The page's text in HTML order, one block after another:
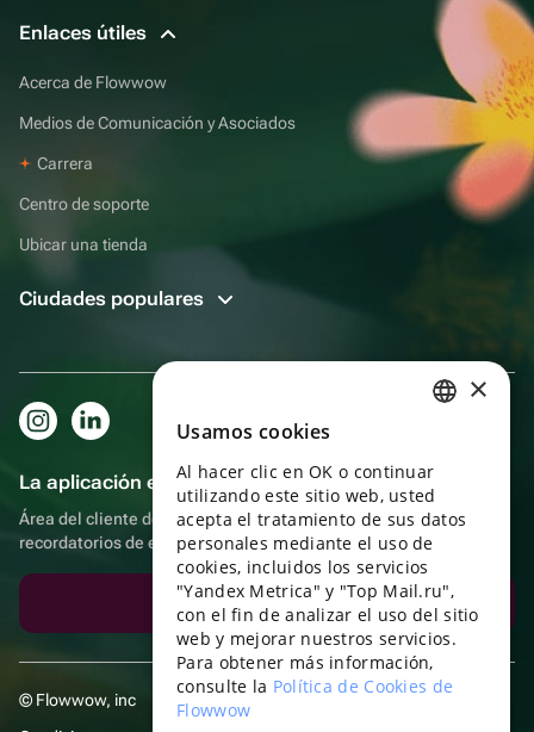
Enlaces útiles
Acerca de Flowwow
Medios de Comunicación y Asociados
Carrera
Centro de soporte
Ubicar una tienda
Ciudades populares
La aplicación es aún más práctica.
Área del cliente del destinatario, más bonos por compras y
recordatorios de eventos
Descargar la aplicación
© Flowwow, inc
ENGLISH
UKRAINIAN
PORTUGUESE
SPANISH
HUNGARIAN
ITALIAN
×
Usamos cookies
Al hacer clic en OK o continuar
utilizando este sitio web, usted
acepta el tratamiento de sus datos
personales mediante el uso de
cookies, incluidos los servicios
"Yandex Metrica" y "Top Mail.ru",
con el fin de analizar el uso del sitio
web y mejorar nuestros servicios.
Para obtener más información,
consulte la Política de Cookies de
Flowwow